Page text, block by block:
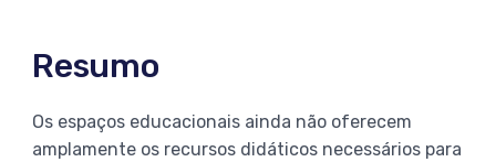
Resumo
Os espaços educacionais ainda não oferecem
amplamente os recursos didáticos necessários para